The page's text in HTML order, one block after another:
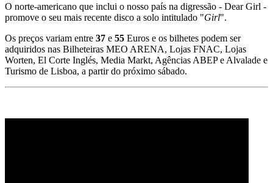
O norte-americano que inclui o nosso país na digressão - Dear Girl -
promove o seu mais recente disco a solo intitulado "Girl".
Os preços variam entre 37 e 55 Euros e os bilhetes podem ser
adquiridos nas Bilheteiras MEO ARENA, Lojas FNAC, Lojas
Worten, El Corte Inglés, Media Markt, Agências ABEP e Alvalade e
Turismo de Lisboa, a partir do próximo sábado.